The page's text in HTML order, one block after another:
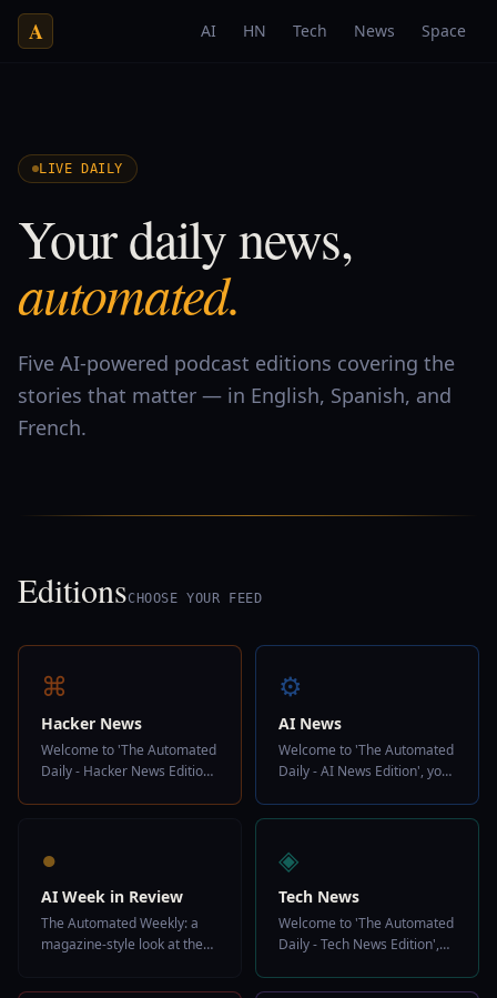
A AI HN Tech News Space
LIVE DAILY
Your daily news,
automated.
Five AI-powered podcast editions covering the
stories that matter — in English, Spanish, and
French.
EditionsCHOOSE YOUR FEED
⌘
Hacker News
Welcome to 'The Automated
Daily - Hacker News Edition',
⚙
AI News
Welcome to 'The Automated
Daily - AI News Edition', your
●
AI Week in Review
The Automated Weekly: a
magazine-style look at the
◈
Tech News
Welcome to 'The Automated
Daily - Tech News Edition',